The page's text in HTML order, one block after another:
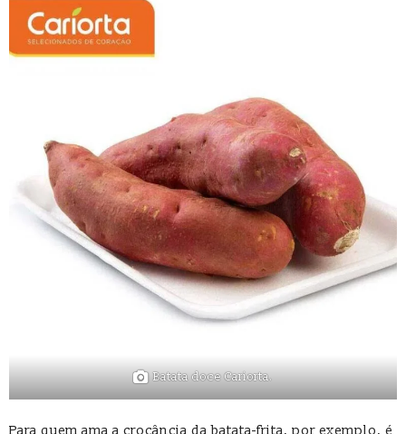
Batata doce Cariorta.